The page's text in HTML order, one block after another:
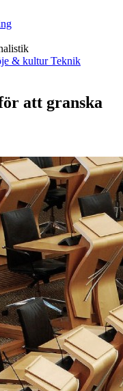
& kulturTeknik
att granska